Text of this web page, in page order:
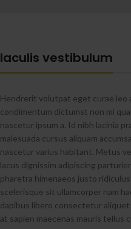
Iaculis vestibulum
Hendrerit volutpat eget curae leo
condimentum dictumst non mi
nascetur ipsum a. Id nibh lacinia
malesuada cursus aliquam
nascetur varius habitant. Metus
lacus dignissim adipiscing
pharetra himenaeos justo
scelerisque sit ullamcorper nam
dapibus libero consectetur
at sapien maecenas mauris tellus